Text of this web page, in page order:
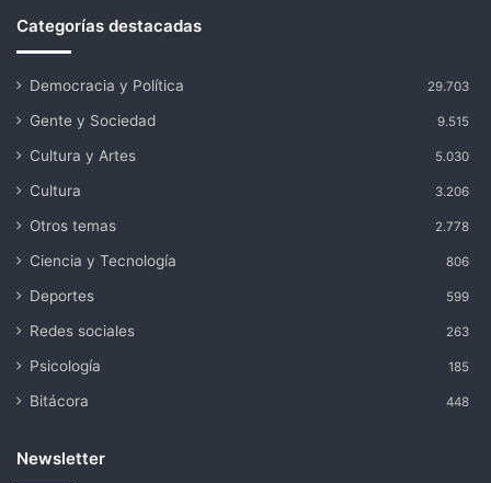
Categorías destacadas
Democracia y Política 29.703
Gente y Sociedad 9.515
Cultura y Artes 5.030
Cultura 3.206
Otros temas 2.778
Ciencia y Tecnología 806
Deportes 599
Redes sociales 263
Psicología 185
Bitácora 448
Newsletter